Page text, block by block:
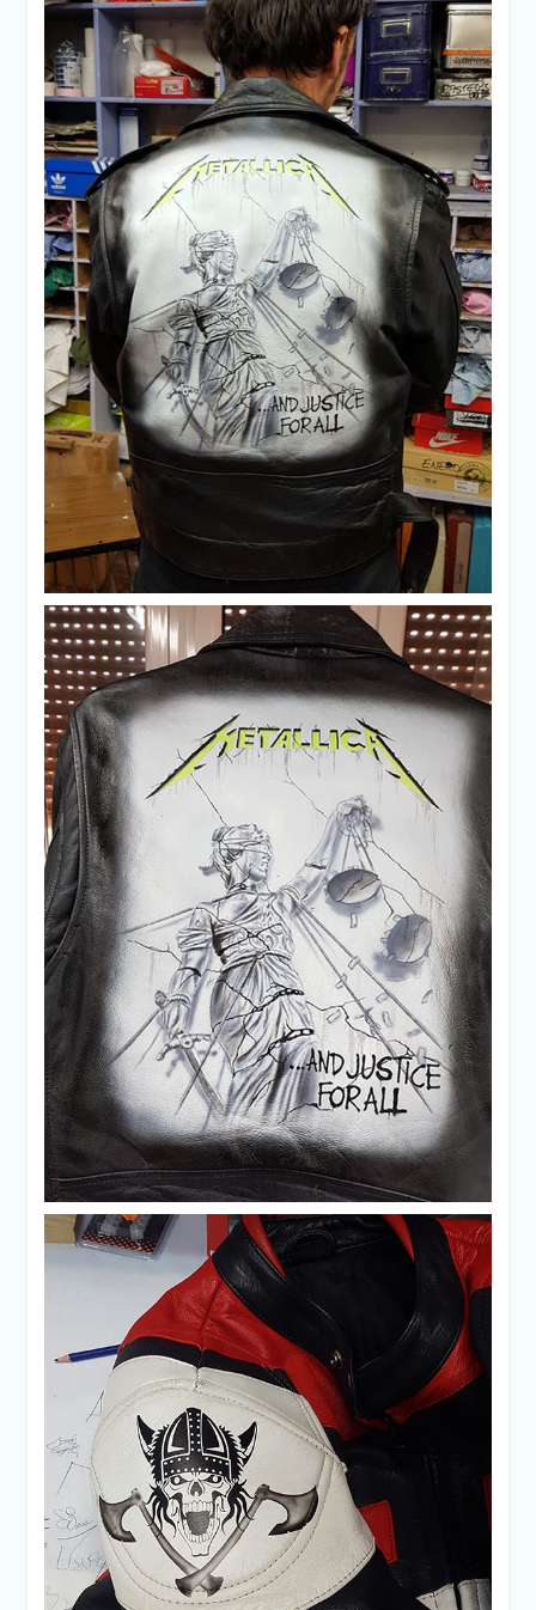
Txupa de cuero tematica Metallica
Txupa de cuero tematica Metallica